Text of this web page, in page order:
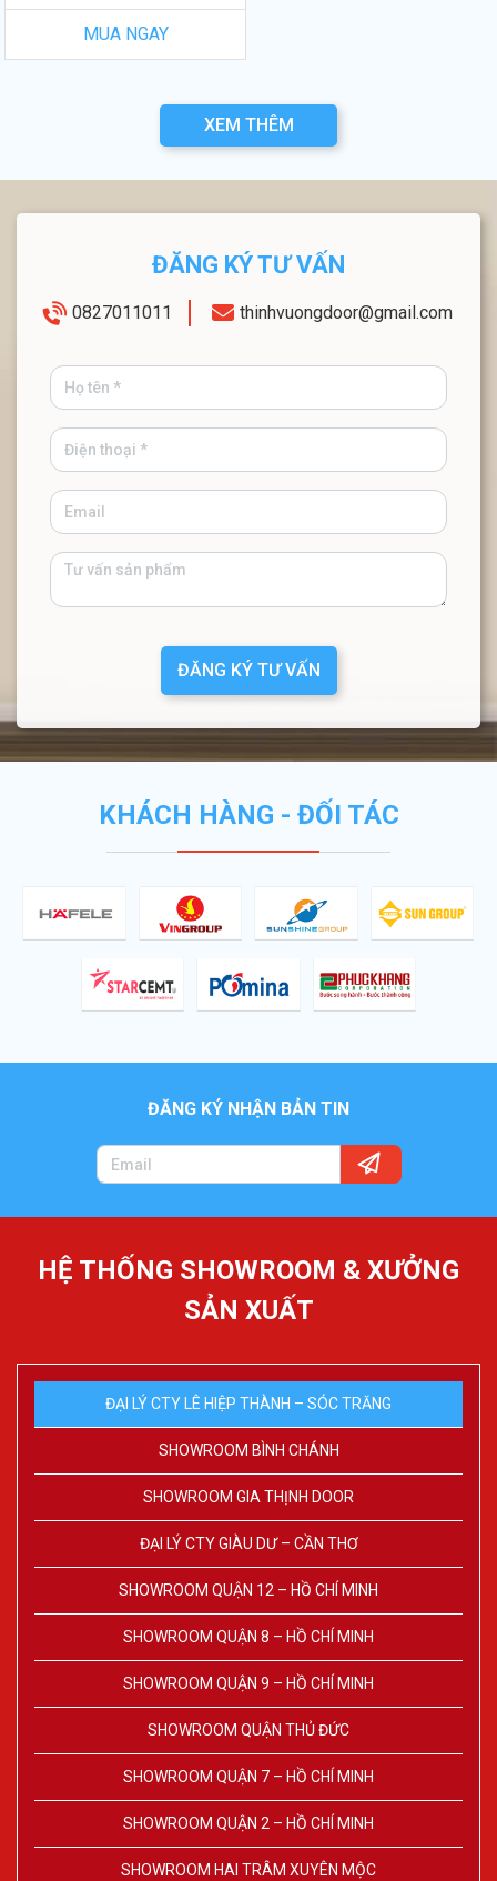
MUA NGAY
XEM THÊM
ĐĂNG KÝ TƯ VẤN
0827011011 thinhvuongdoor@gmail.com
ĐĂNG KÝ TƯ VẤN
KHÁCH HÀNG - ĐỐI TÁC
ĐĂNG KÝ NHẬN BẢN TIN
HỆ THỐNG SHOWROOM & XƯỞNG
SẢN XUẤT
ĐẠI LÝ CTY LÊ HIỆP THÀNH – SÓC TRĂNG
SHOWROOM BÌNH CHÁNH
SHOWROOM GIA THỊNH DOOR
ĐẠI LÝ CTY GIÀU DƯ – CẦN THƠ
SHOWROOM QUẬN 12 – HỒ CHÍ MINH
SHOWROOM QUẬN 8 – HỒ CHÍ MINH
SHOWROOM QUẬN 9 – HỒ CHÍ MINH
SHOWROOM QUẬN THỦ ĐỨC
SHOWROOM QUẬN 7 – HỒ CHÍ MINH
SHOWROOM QUẬN 2 – HỒ CHÍ MINH
SHOWROOM HAI TRÂM XUYÊN MỘC